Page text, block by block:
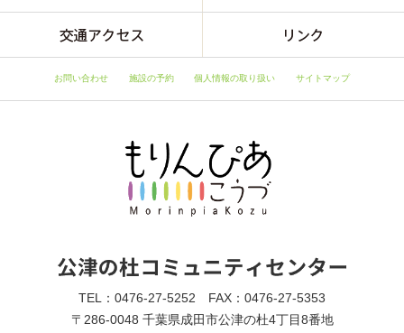
お問い合わせ 施設の予約 個人情報の取り扱い サイトマップ
TEL：0476-27-5252 FAX：0476-27-5353
〒286-0048 千葉県成田市公津の杜4丁目8番地